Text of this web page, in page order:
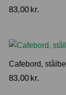
83,00 kr.
Cafebord,
83,00 kr.